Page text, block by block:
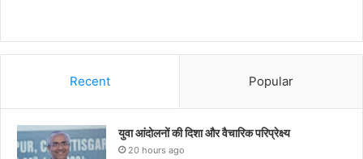
Recent Popular
युवा आंदोलनों की दिशा और वैचारिक परिप्रेक्ष्य
20 hours ago